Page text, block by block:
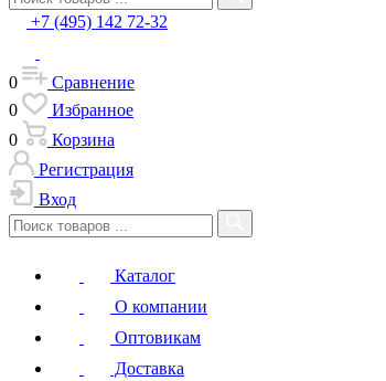
+7 (495) 142 72-32
0
Сравнение
0
Избранное
0
Корзина
Регистрация
Вход
Каталог
О компании
Оптовикам
Доставка